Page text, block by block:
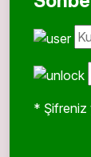
* Şifreniz